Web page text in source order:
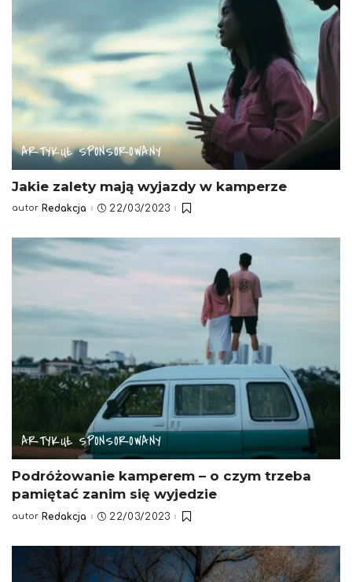
ARTYKUŁ SPONSOROWANY
Jakie zalety mają wyjazdy w kamperze
Posted
autor Redakcja 22/03/2023
ARTYKUŁ SPONSOROWANY
Podróżowanie kamperem – o czym trzeba
pamiętać zanim się wyjedzie
Posted
autor Redakcja 22/03/2023